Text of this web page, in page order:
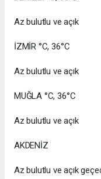
Az bulutlu ve açık
İZMİR °C, 36°C
Az bulutlu ve açık
MUĞLA °C, 36°C
Az bulutlu ve açık
AKDENİZ
Az bulutlu ve açık